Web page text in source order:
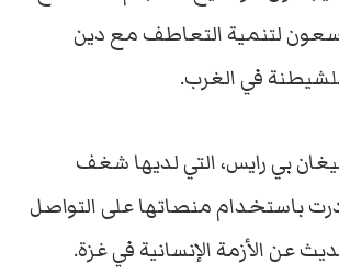
لتنمية التعاطف مع دين
في الغرب.
بي رايس، التي لديها شغف
باستخدام منصاتها على التواصل
عن الأزمة الإنسانية في غزة.